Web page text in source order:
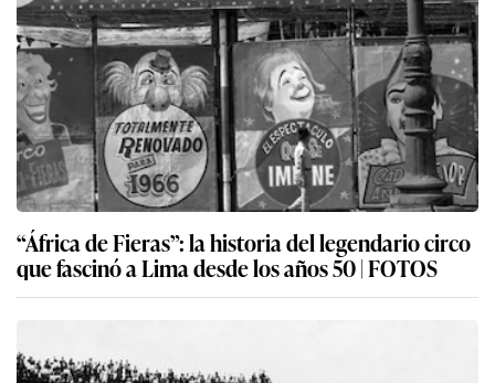
“África de Fieras”: la historia del legendario circo
que fascinó a Lima desde los años 50 | FOTOS